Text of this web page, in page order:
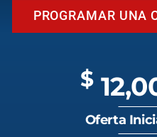
PROGRAMAR UNA
$
Oferta